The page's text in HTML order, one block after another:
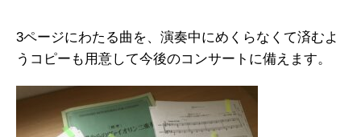
3ページにわたる曲を、演奏中にめくらなくて済むよ
うコピーも用意して今後のコンサートに備えます。